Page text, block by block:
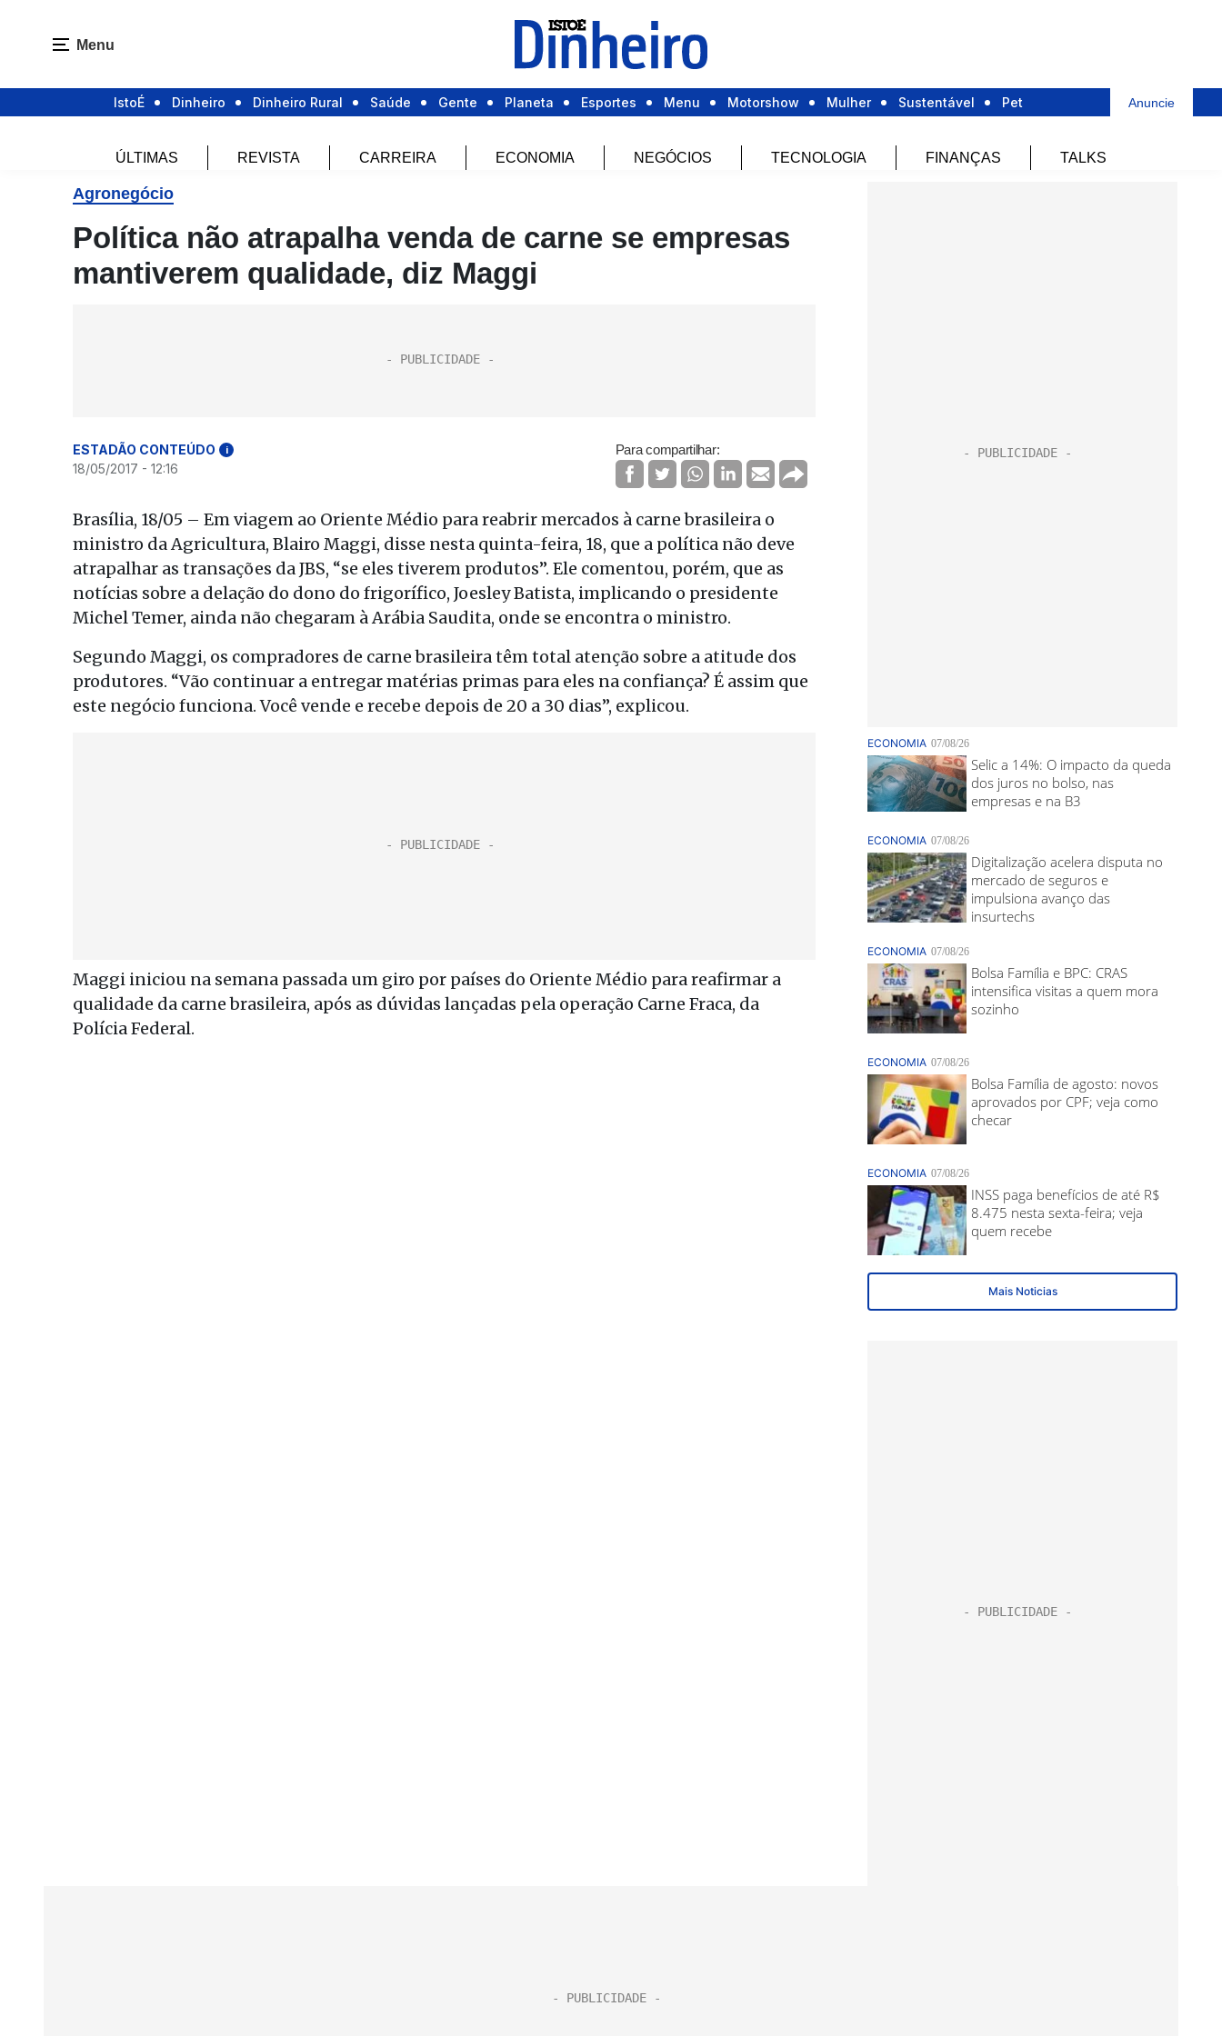
Menu
IstoÉ Dinheiro Dinheiro Rural Saúde Gente Planeta Esportes Menu Motorshow Mulher Sustentável Pet Anuncie
ÚLTIMAS REVISTA CARREIRA ECONOMIA NEGÓCIOS TECNOLOGIA FINANÇAS TALKS
Agronegócio
Política não atrapalha venda de carne se empresas
mantiverem qualidade, diz Maggi
ESTADÃO CONTEÚDO i
18/05/2017 - 12:16
Para compartilhar:
Brasília, 18/05 – Em viagem ao Oriente Médio para reabrir mercados à carne brasileira o
ministro da Agricultura, Blairo Maggi, disse nesta quinta-feira, 18, que a política não deve
atrapalhar as transações da JBS, “se eles tiverem produtos”. Ele comentou, porém, que as
notícias sobre a delação do dono do frigorífico, Joesley Batista, implicando o presidente
Michel Temer, ainda não chegaram à Arábia Saudita, onde se encontra o ministro.
Segundo Maggi, os compradores de carne brasileira têm total atenção sobre a atitude dos
produtores. “Vão continuar a entregar matérias primas para eles na confiança? É assim que
este negócio funciona. Você vende e recebe depois de 20 a 30 dias”, explicou.
Maggi iniciou na semana passada um giro por países do Oriente Médio para reafirmar a
qualidade da carne brasileira, após as dúvidas lançadas pela operação Carne Fraca, da
Polícia Federal.